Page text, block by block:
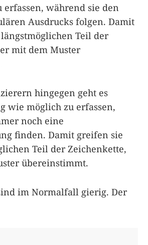
erfassen, während sie den
Ausdrucks folgen. Damit
Teil der
mit dem Muster
hingegen geht es
wie möglich zu erfassen,
noch eine
finden. Damit greifen sie
Teil der Zeichenkette,
übereinstimmt.
im Normalfall gierig. Der